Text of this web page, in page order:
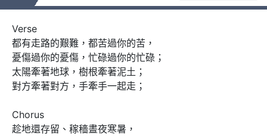
Verse
都有走路的艱難，都苦過你的苦，
憂傷過你的憂傷，忙碌過你的忙碌；
太陽牽著地球，樹根牽著泥土；
對方牽著對方，手牽手一起走；
Chorus
趁地還存留、稼穡晝夜寒暑，